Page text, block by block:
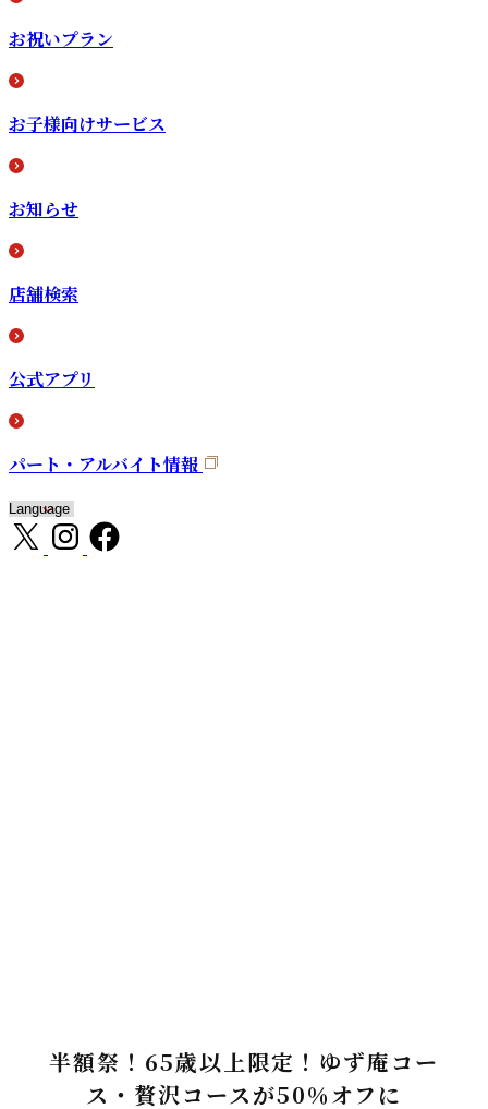
お祝いプラン
お子様向けサービス
お知らせ
店舗検索
公式アプリ
パート・アルバイト情報
半額祭！65歳以上限定！ゆず庵コー
ス・贅沢コースが50％オフに